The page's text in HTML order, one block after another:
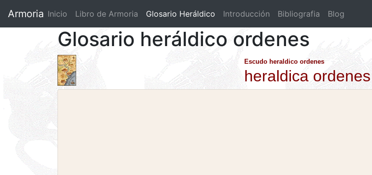
Armoria Inicio Libro de Armoria (current)
Glosario Heráldico Introducción Bibliografia Blog
Glosario heráldico ordenes
Escudo heraldico ordenes
heraldica ordenes